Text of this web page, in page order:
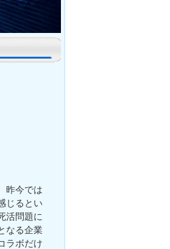
昨今では
じるとい
活問題に
なる企業
ラボだけ